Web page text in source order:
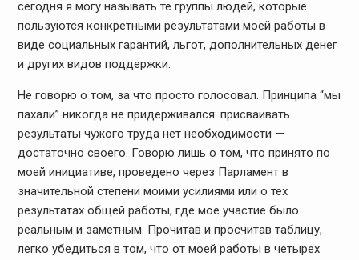
сегодня я могу называть те группы людей, которые
пользуются конкретными результатами моей работы в
виде социальных гарантий, льгот, дополнительных денег
и других видов поддержки.
Не говорю о том, за что просто голосовал. Принципа “мы
пахали” никогда не придерживался: присваивать
результаты чужого труда нет необходимости —
достаточно своего. Говорю лишь о том, что принято по
моей инициативе, проведено через Парламент в
значительной степени моими усилиями или о тех
результатах общей работы, где мое участие было
реальным и заметным. Прочитав и просчитав таблицу,
легко убедиться в том, что от моей работы в четырех